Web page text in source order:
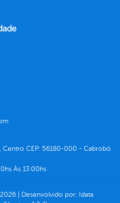
Centro CEP: 56180-000 - Cabrobó
Às 13:00hs
2026| Desenvolvido por: Idata